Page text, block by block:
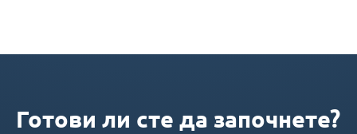
Готови ли сте да започнете?